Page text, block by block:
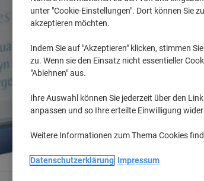
unter "Cookie-Einstellungen". Dort können Sie
akzeptieren möchten.
Indem Sie auf "Akzeptieren" klicken, stimmen
zu. Wenn sie den Einsatz nicht essentieller
"Ablehnen" aus.
Ihre Auswahl können Sie jederzeit über den
anpassen und so Ihre erteilte Einwilligung
Weitere Informationen zum Thema Cookies
Datenschutzerklärung Impressum